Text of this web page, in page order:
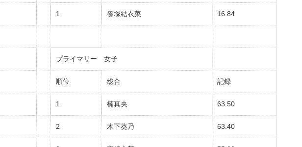
1 篠塚結衣菜 16.84
プライマリー 女子
順位 総合 記録
1 楠真央 63.50
2 木下葵乃 63.40